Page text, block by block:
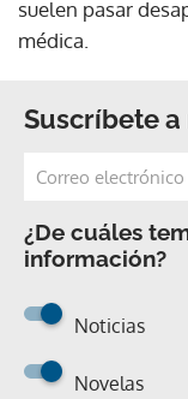
suelen pasar
médica.
Suscríbete
¿De cuáles
información?
Noticias
Novelas